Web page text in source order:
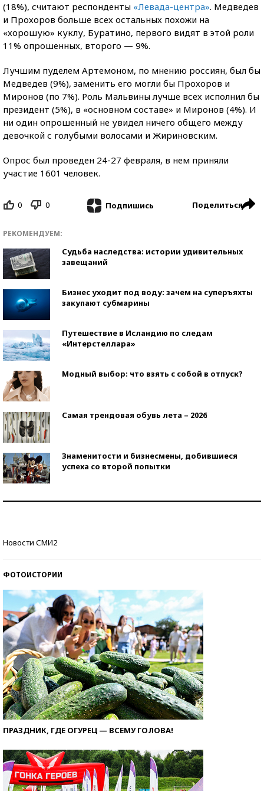
(18%), считают респонденты «Левада-центра». Медведев
и Прохоров больше всех остальных похожи на
«хорошую» куклу, Буратино, первого видят в этой роли
11% опрошенных, второго — 9%.
Лучшим пуделем Артемоном, по мнению россиян, был бы
Медведев (9%), заменить его могли бы Прохоров и
Миронов (по 7%). Роль Мальвины лучше всех исполнил бы
президент (5%), в «основном составе» и Миронов (4%). И
ни один опрошенный не увидел ничего общего между
девочкой с голубыми волосами и Жириновским.
Опрос был проведен 24-27 февраля, в нем приняли
участие 1601 человек.
0 0 Подпишись Поделиться
РЕКОМЕНДУЕМ:
Судьба наследства: истории удивительных
завещаний
Бизнес уходит под воду: зачем на суперъяхты
закупают субмарины
Путешествие в Исландию по следам
«Интерстеллара»
Модный выбор: что взять с собой в отпуск?
Самая трендовая обувь лета – 2026
Знаменитости и бизнесмены, добившиеся
успеха со второй попытки
Новости СМИ2
ФОТОИСТОРИИ
ПРАЗДНИК, ГДЕ ОГУРЕЦ — ВСЕМУ ГОЛОВА!